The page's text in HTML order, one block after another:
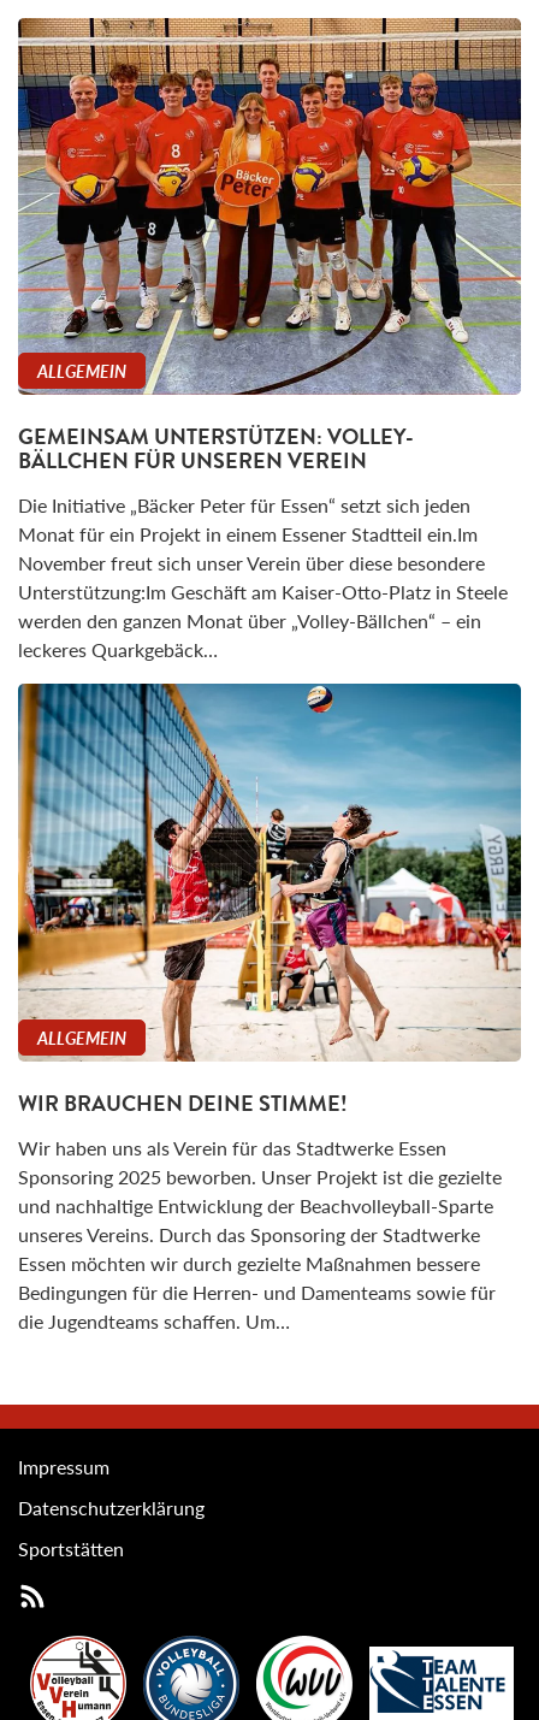
ALLGEMEIN
GEMEINSAM UNTERSTÜTZEN: VOLLEY-
BÄLLCHEN FÜR UNSEREN VEREIN
Die Initiative „Bäcker Peter für Essen“ setzt sich jeden
Monat für ein Projekt in einem Essener Stadtteil ein.Im
November freut sich unser Verein über diese besondere
Unterstützung:Im Geschäft am Kaiser-Otto-Platz in Steele
werden den ganzen Monat über „Volley-Bällchen“ – ein
leckeres Quarkgebäck…
ALLGEMEIN
WIR BRAUCHEN DEINE STIMME!
Wir haben uns als Verein für das Stadtwerke Essen
Sponsoring 2025 beworben. Unser Projekt ist die gezielte
und nachhaltige Entwicklung der Beachvolleyball-Sparte
unseres Vereins. Durch das Sponsoring der Stadtwerke
Essen möchten wir durch gezielte Maßnahmen bessere
Bedingungen für die Herren- und Damenteams sowie für
die Jugendteams schaffen. Um…
Impressum
Datenschutzerklärung
Sportstätten